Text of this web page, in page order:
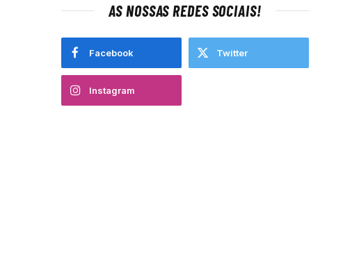
AS NOSSAS REDES SOCIAIS!
Facebook Twitter
Instagram